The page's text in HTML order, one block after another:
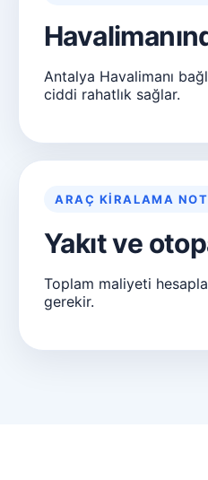
Antalya Havalimanı
ciddi rahatlık sağlar.
ARAÇ KIRALAMA
Yakıt ve
Toplam maliyeti
gerekir.